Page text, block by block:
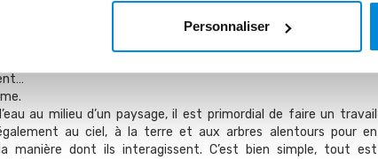
Personnaliser
de regarder en détail la personne qui se trouve face à eux,
puis c’est tout !
leurs observations et passeraient à côté de plusieurs détails
pourquoi le corps est tel qu’il est, comment il se
au milieu d’un paysage, il est primordial de faire un travail
au ciel, à la terre et aux arbres alentours pour en
manière dont ils interagissent. C’est bien simple, tout est